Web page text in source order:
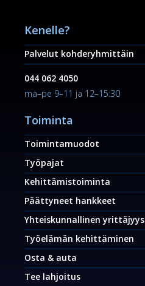
Kenelle?
Palvelut kohderyhmittäin
044 062 4050
ma–pe 9–11 ja 12–15:30
Toiminta
Toimintamuodot
Työpajat
Kehittämistoiminta
Päättyneet hankkeet
Yhteiskunnallinen yrittäjyys
Työelämän kehittäminen
Osta & auta
Tee lahjoitus